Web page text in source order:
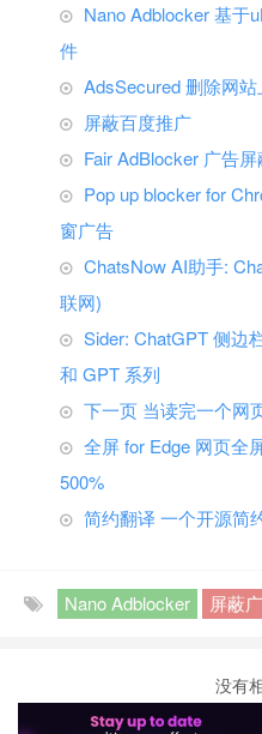
Nano Adblocker 基于
件
AdsSecured 删除网
屏蔽百度推广
Fair AdBlocker 广告
Pop up blocker for
窗广告
ChatsNow AI助手:
联网)
Sider: ChatGPT 侧边
和 GPT 系列
下一页 当读完一个网
全屏 for Edge 网页全
500%
简约翻译 一个开源简
Nano Adblocker 屏蔽
没有